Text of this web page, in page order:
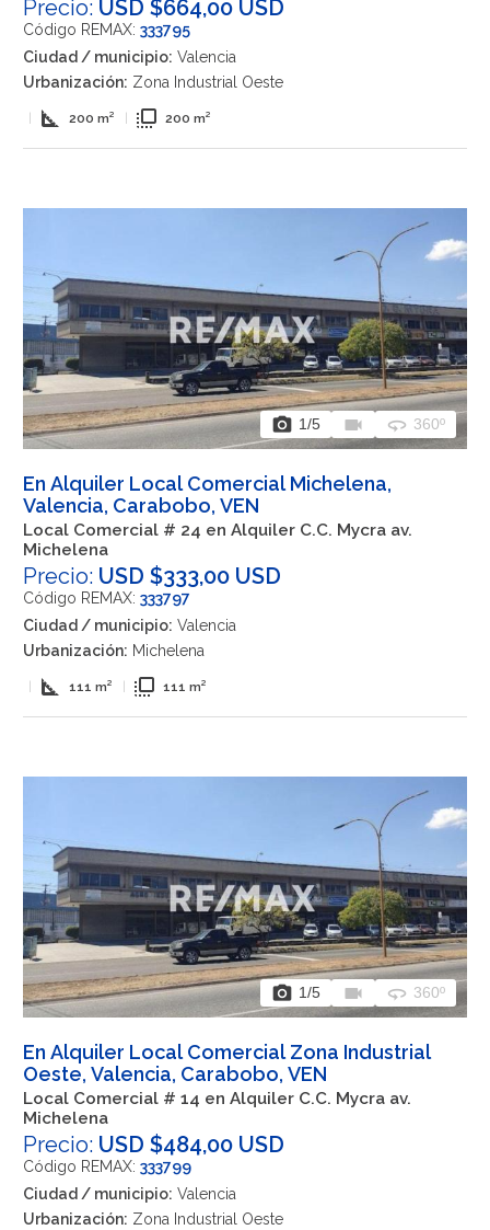
Precio: USD $664,00 USD
Código REMAX: 333795
Ciudad / municipio: Valencia
Urbanización: Zona Industrial Oeste
square_foot 200 m² flip_to_front 200 m²
photo_camera 1/5 videocam 360 360º
En Alquiler Local Comercial Michelena,
Valencia, Carabobo, VEN
Local Comercial # 24 en Alquiler C.C. Mycra av.
Michelena
Precio: USD $333,00 USD
Código REMAX: 333797
Ciudad / municipio: Valencia
Urbanización: Michelena
square_foot 111 m² flip_to_front 111 m²
photo_camera 1/5 videocam 360 360º
En Alquiler Local Comercial Zona Industrial
Oeste, Valencia, Carabobo, VEN
Local Comercial # 14 en Alquiler C.C. Mycra av.
Michelena
Precio: USD $484,00 USD
Código REMAX: 333799
Ciudad / municipio: Valencia
Urbanización: Zona Industrial Oeste